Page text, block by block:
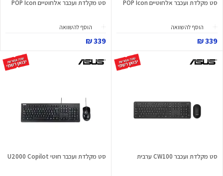
סט מקלדת ועכבר אלחוטיים POP Icon
הוסף להשוואה
339 ₪
סט מקלדת ועכבר אלחוטיים POP Icon
הוסף להשוואה
339 ₪
סט מקלדת ועכבר CW100 ערבית סט מקלדת ועכבר חוטי U2000 Copilot